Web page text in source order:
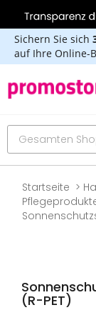
Sichern Sie sich
auf Ihre Online-
Startseite
(R-PET)